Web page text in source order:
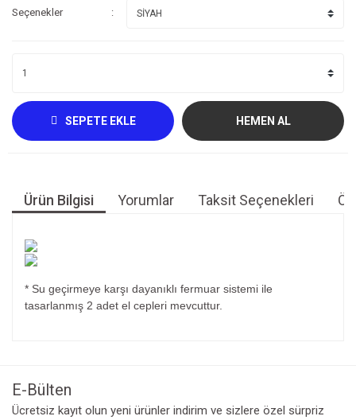
Seçenekler
SEPETE EKLE HEMEN AL
Ürün Bilgisi Yorumlar Taksit Seçenekleri
* Su geçirmeye karşı dayanıklı fermuar sistemi ile
tasarlanmış 2 adet el cepleri mevcuttur.
Ürün resmi kalitesiz, bozuk veya görüntülenemiyor.
E-Bülten
Ücretsiz kayıt olun yeni ürünler indirim ve sizlere özel sürpriz